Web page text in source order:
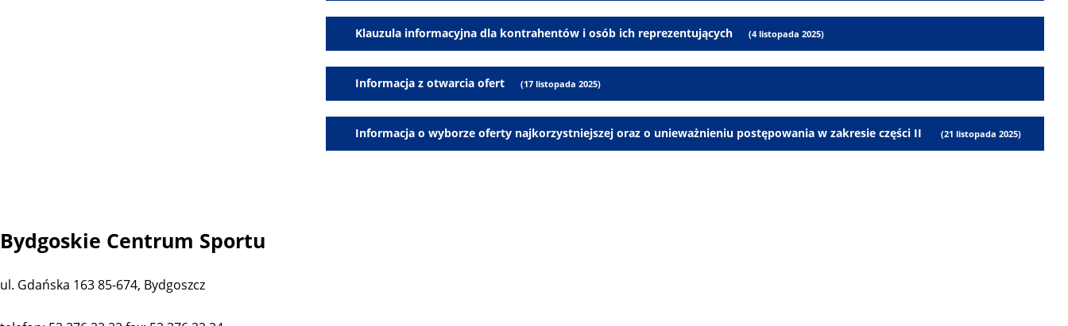
Klauzula informacyjna dla kontrahentów i osób ich reprezentujących (4 listopada 2025)
Informacja z otwarcia ofert (17 listopada 2025)
Informacja o wyborze oferty najkorzystniejszej oraz o unieważnieniu postępowania w zakresie części II (21 listopada 2025)
Bydgoskie Centrum Sportu
ul. Gdańska 163 85-674, Bydgoszcz